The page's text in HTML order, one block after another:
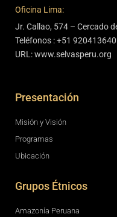
Oficina Lima:
Jr. Callao, 574 – Cercado
Teléfonos : +51 920413640
URL: www.selvasperu.org
Presentación
Misión y Visión
Programas
Ubicación
Grupos Étnicos
Amazonía Peruana